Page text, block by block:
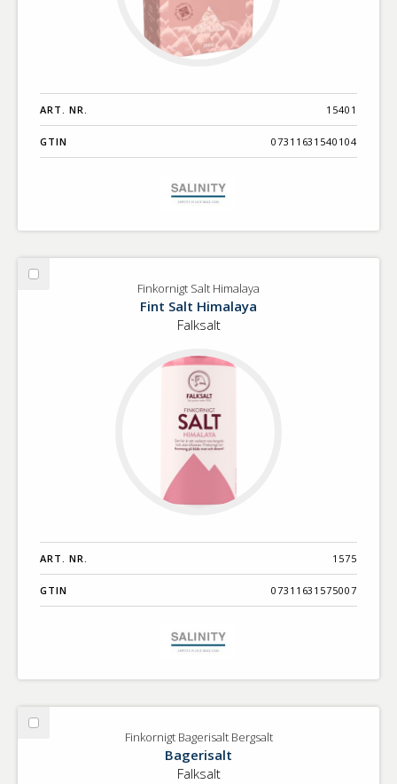
ART. NR. 15401
GTIN 07311631540104
Välj
Finkornigt Salt Himalaya
Fint Salt Himalaya
Falksalt
ART. NR. 1575
GTIN 07311631575007
Välj
Finkornigt Bagerisalt Bergsalt
Bagerisalt
Falksalt